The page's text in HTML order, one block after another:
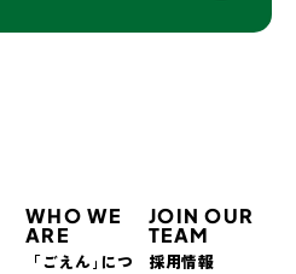
WHO WE
ARE
「ごえん｣につ
JOIN OUR
TEAM
採用情報